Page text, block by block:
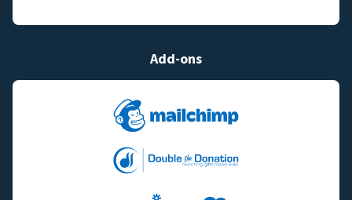
Add-ons